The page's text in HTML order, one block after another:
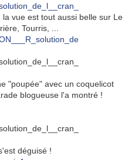
vue est tout aussi belle sur Le
Tourris, ...
"poupée" avec un coquelicot
blogueuse l'a montré !
déguisé !